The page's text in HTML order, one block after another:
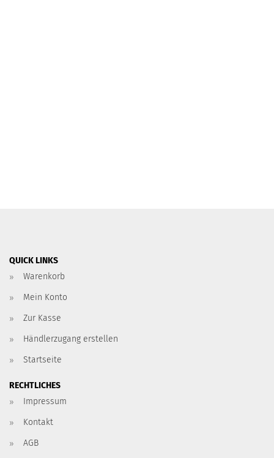
QUICK LINKS
Warenkorb
Mein Konto
Zur Kasse
Händlerzugang erstellen
Startseite
RECHTLICHES
Impressum
Kontakt
AGB